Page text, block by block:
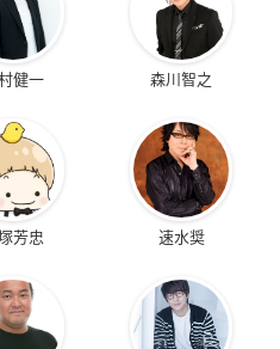
健一 森川智之
芳忠 速水奨